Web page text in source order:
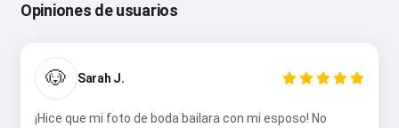
Opiniones de usuarios
🐶 Sarah J.
¡Hice que mi foto de boda bailara con mi esposo! No